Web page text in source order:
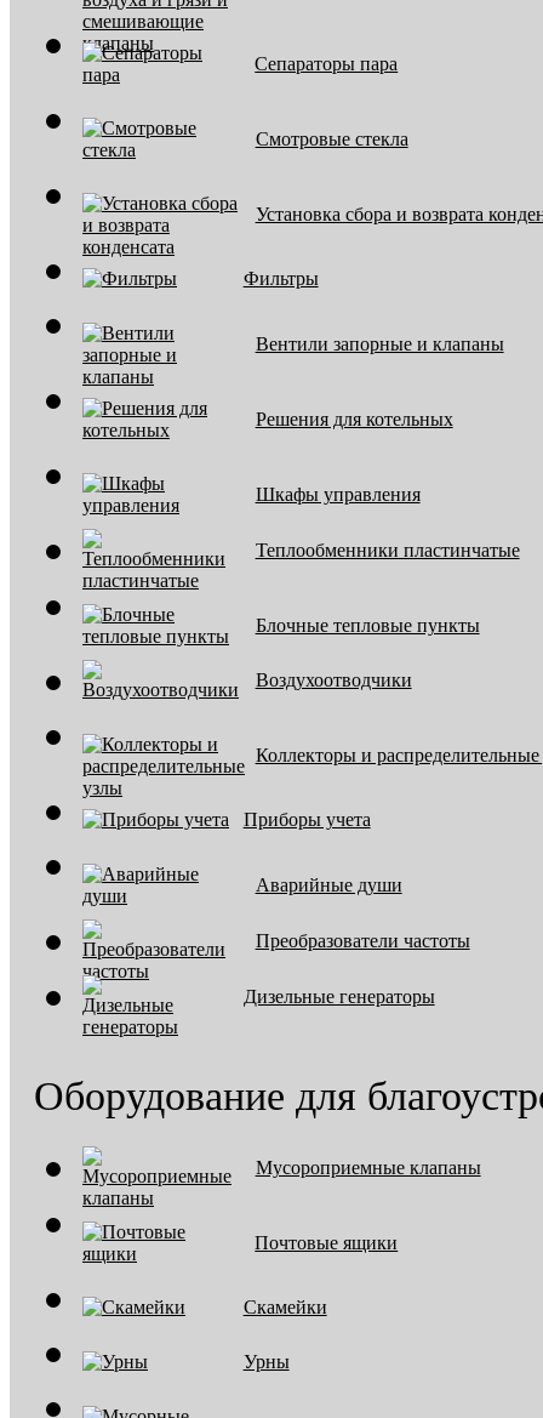
Сепараторы пара
Смотровые стекла
Установка сбора и возврата
Фильтры
Вентили запорные и клапаны
Решения для котельных
Шкафы управления
Теплообменники пластинчатые
Блочные тепловые пункты
Воздухоотводчики
Коллекторы и
Приборы учета
Аварийные души
Преобразователи частоты
Дизельные генераторы
Оборудование для
Мусороприемные клапаны
Почтовые ящики
Скамейки
Урны